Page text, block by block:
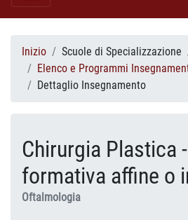
Inizio Scuole di Specializzazione
Elenco e Programmi
Dettaglio Insegnamento
Chirurgia Plastica
formativa affine o
Oftalmologia